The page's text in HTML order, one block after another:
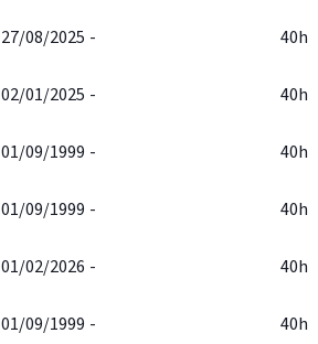
27/08/2025 - 40h
02/01/2025 - 40h
01/09/1999 - 40h
01/09/1999 - 40h
01/02/2026 - 40h
01/09/1999 - 40h